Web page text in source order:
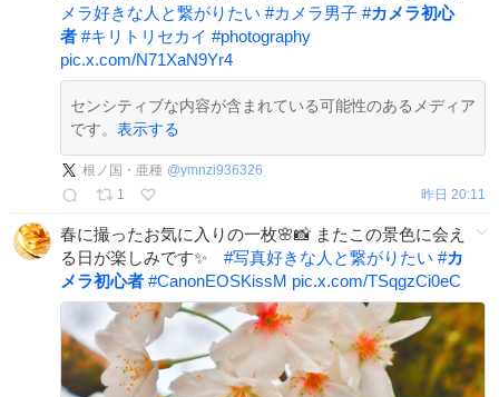
メラ好きな人と繋がりたい #カメラ男子 #カメラ初心
者 #キリトリセカイ #photography
pic.x.com/N71XaN9Yr4
センシティブな内容が含まれている可能性のあるメディア
です。 表示する
根ノ国・亜種 @ymnzi936326
1
昨日 20:11
春に撮ったお気に入りの一枚🌸📸 またこの景色に会え
る日が楽しみです✨ #写真好きな人と繋がりたい #カ
メラ初心者 #CanonEOSKissM pic.x.com/TSqgzCi0eC